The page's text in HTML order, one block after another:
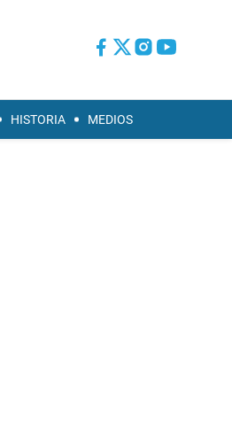
HISTORIA MEDIOS